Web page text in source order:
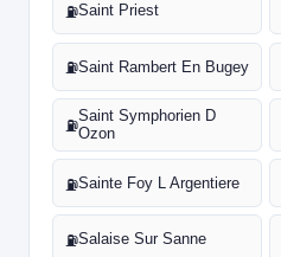
⛽Saint Priest
⛽Saint Rambert En Bugey
⛽
Saint Symphorien D
Ozon
⛽Sainte Foy L Argentiere
⛽Salaise Sur Sanne